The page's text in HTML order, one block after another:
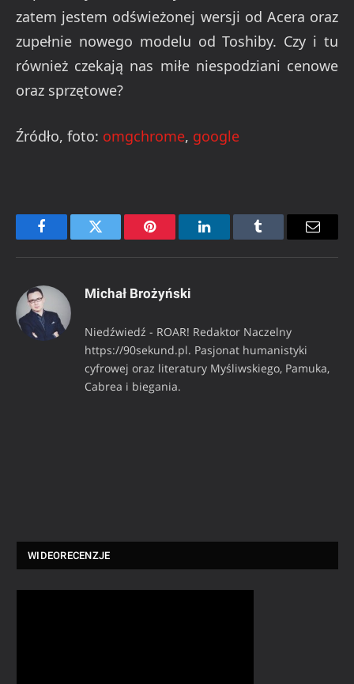
zatem jestem odświeżonej wersji od Acera oraz
zupełnie nowego modelu od Toshiby. Czy i tu
również czekają nas miłe niespodziani cenowe
oraz sprzętowe?
Źródło, foto: omgchrome, google
FacebookTwitter Pinterest LinkedInTumblr Email
Michał Brożyński
Niedźwiedź - ROAR! Redaktor Naczelny
https://90sekund.pl. Pasjonat humanistyki
cyfrowej oraz literatury Myśliwskiego, Pamuka,
Cabrea i biegania.
WIDEORECENZJE